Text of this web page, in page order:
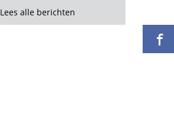
Lees alle berichten